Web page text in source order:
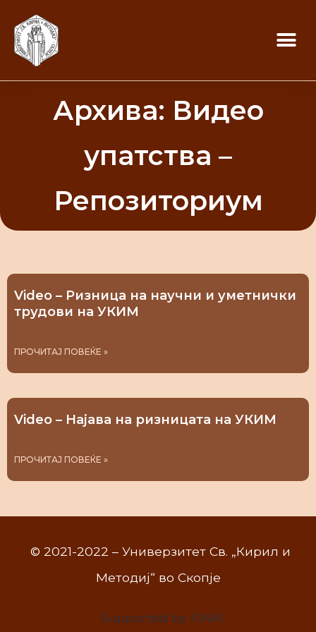
Архива: Видео
упатства –
Репозиториум
Video – Ризница на научни и уметнички
трудови на УКИМ
ПРОЧИТАЈ ПОВЕЌЕ »
Video – Најава на ризницата на УКИМ
ПРОЧИТАЈ ПОВЕЌЕ »
© 2021-2022 – Универзитет Св. „Кирил и
Методиј“ во Скопје
Supported by FINKI